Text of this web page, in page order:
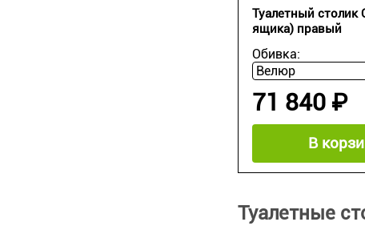
Туалетный столик
ящика) правый
Обивка:
71 840 ₽
В
Туалетные